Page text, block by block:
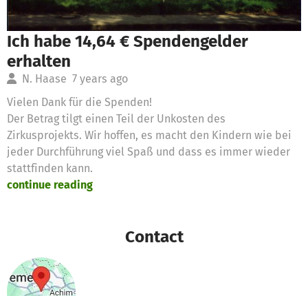
Ich habe 14,64 € Spendengelder
erhalten
N. Haase 7 years ago
Vielen Dank für die Spenden!
Der Betrag tilgt einen Teil der Unkosten des
Zirkusprojekts. Wir hoffen, es macht den Kindern wie bei
jeder Durchführung viel Spaß und dass es immer wieder
stattfinden kann.
continue reading
Contact